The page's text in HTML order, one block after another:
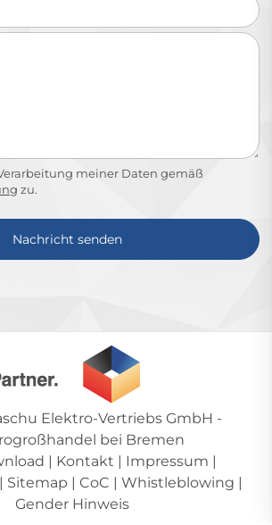
meiner Daten gemäß
zu.
Nachricht senden
Elektro-Vertriebs GmbH -
bei Bremen
| Kontakt | Impressum |
Sitemap | CoC | Whistleblowing |
Gender Hinweis